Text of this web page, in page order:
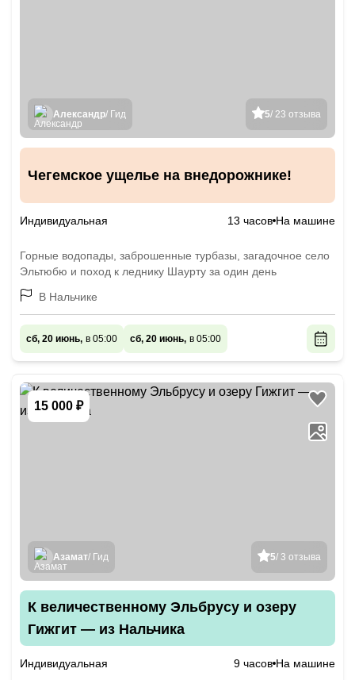
5/ 23 отзыва
Александр/ Гид
Чегемское ущелье на внедорожнике!
Индивидуальная 13 часов На машине
Горные водопады, заброшенные турбазы, загадочное село
Эльтюбю и поход к леднику Шаурту за один день
В Нальчике
сб, 20 июнь, в 05:00 сб, 20 июнь, в 05:00
15 000 ₽
5/ 3 отзыва
Азамат/ Гид
К величественному Эльбрусу и озеру
Гижгит — из Нальчика
Индивидуальная 9 часов На машине